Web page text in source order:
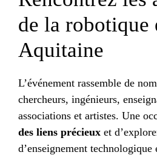
de la robotique
Aquitaine
L’événement rassemble de
chercheurs, ingénieurs,
associations et artistes. Une
des liens précieux et
d’enseignement